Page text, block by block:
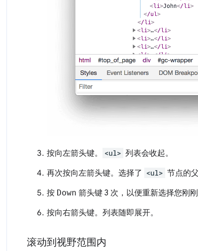
按向左箭头键。 <ul> 列表会收起。
再次按向左箭头键。选择了 <ul> 节点的
按 Down 箭头键 3 次，以便重新选择您刚
按向右箭头键。列表随即展开。
滚动到视野范围内